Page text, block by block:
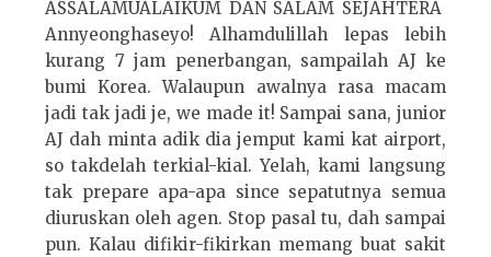
ASSALAMUALAIKUM DAN SALAM SEJAHTERA
Annyeonghaseyo! Alhamdulillah lepas lebih
kurang 7 jam penerbangan, sampailah AJ ke
bumi Korea. Walaupun awalnya rasa macam
jadi tak jadi je, we made it! Sampai sana, junior
AJ dah minta adik dia jemput kami kat airport,
so takdelah terkial-kial. Yelah, kami langsung
tak prepare apa-apa since sepatutnya semua
diuruskan oleh agen. Stop pasal tu, dah sampai
pun. Kalau difikir-fikirkan memang buat sakit